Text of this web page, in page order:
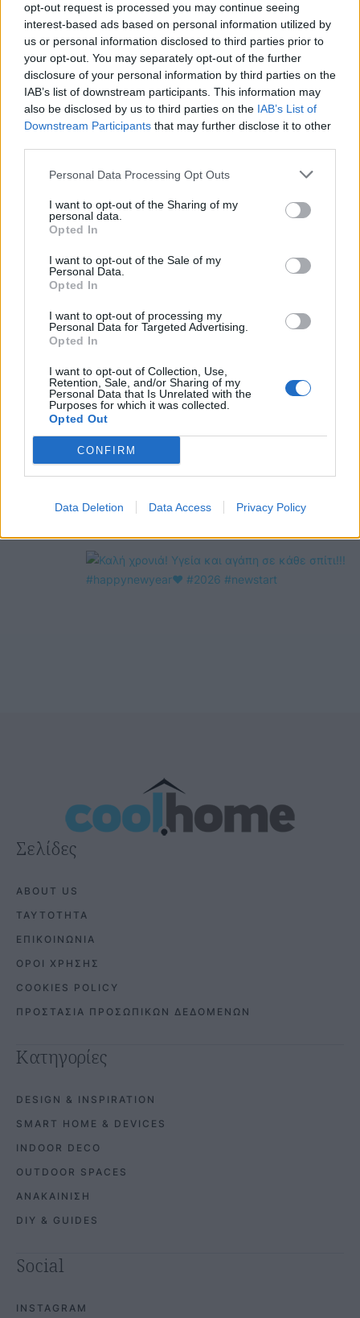
opt-out request is processed you may continue seeing
interest-based ads based on personal information utilized by
us or personal information disclosed to third parties prior to
your opt-out. You may separately opt-out of the further
disclosure of your personal information by third parties on the
IAB’s list of downstream participants. This information may
also be disclosed by us to third parties on the IAB’s List of
Downstream Participants that may further disclose it to other
Personal Data Processing Opt Outs
I want to opt-out of the Sharing of my
personal data.
Opted In
I want to opt-out of the Sale of my
Personal Data.
Opted In
I want to opt-out of processing my
Personal Data for Targeted Advertising.
Opted In
I want to opt-out of Collection, Use,
Retention, Sale, and/or Sharing of my
Personal Data that Is Unrelated with the
Purposes for which it was collected.
Opted Out
CONFIRM
Data Deletion Data Access Privacy Policy
OMEGR
Σελίδες
ABOUT US
ΤΑΥΤΟΤΗΤΑ
ΕΠΙΚΟΙΝΩΝΙΑ
ΟΡΟΙ ΧΡΗΣΗΣ
COOKIES POLICY
ΠΡΟΣΤΑΣΙΑ ΠΡΟΣΩΠΙΚΩΝ ΔΕΔΟΜΕΝΩΝ
Κατηγορίες
DESIGN & INSPIRATION
SMART HOME & DEVICES
INDOOR DECO
OUTDOOR SPACES
ΑΝΑΚΑΙΝΙΣΗ
DIY & GUIDES
Social
INSTAGRAM